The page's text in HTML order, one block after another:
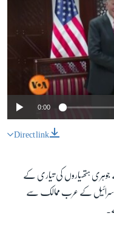
No media
0:00
Direct link
جوہری ہتھیاروں کی تیاری کے
اسرائیل کے عرب ممالک سے